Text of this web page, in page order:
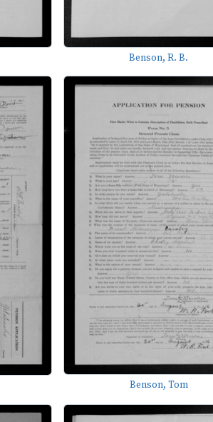
Benson, R. B.
Benson, Tom